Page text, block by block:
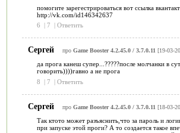
помогите зарегестрироваться вот ссылка
http://vk.com/id146342637
6
| 7 | Ответить
Сергей про Game Booster 4.2.45.0 / 3.7.0.11 [19-03-
да прога канеш супер...?????после молчанки в
говорить))))гавно а не прога
8
| 7 | Ответить
Сергей про Game Booster 4.2.45.0 / 3.7.0.11 [18-03-
Так ктото может разъяснить,что за пароль и
при запуске этой проги? А то создается такое